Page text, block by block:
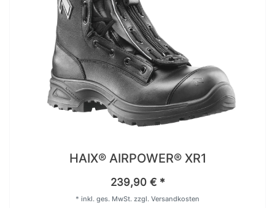
HAIX® AIRPOWER® XR1
239,90 € *
* inkl. ges. MwSt. zzgl. Versandkosten